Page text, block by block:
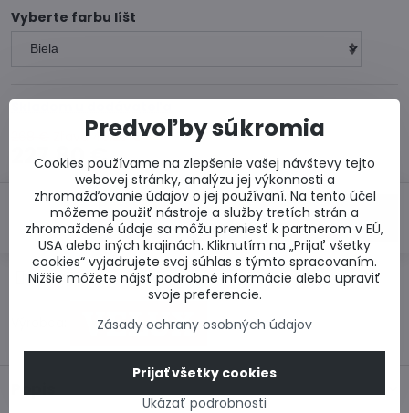
Vyberte farbu líšt
Zľava 40,20 €
227,80 €
Do košíka
Otázka k produktu Doručenia
Popis
Predvoľby súkromia
Cookies používame na zlepšenie vašej návštevy tejto
webovej stránky, analýzu jej výkonnosti a
zhromažďovanie údajov o jej používaní. Na tento účel
môžeme použiť nástroje a služby tretích strán a
zhromaždené údaje sa môžu preniesť k partnerom v EÚ,
USA alebo iných krajinách. Kliknutím na „Prijať všetky
cookies“ vyjadrujete svoj súhlas s týmto spracovaním.
Nižšie môžete nájsť podrobné informácie alebo upraviť
svoje preferencie.
Zásady ochrany osobných údajov
Ukázať podrobnosti
Prijať všetky cookies